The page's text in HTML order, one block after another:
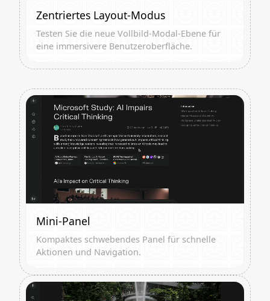
Zentriertes Layout-Modus
Testen Sie die neue Vollbild-Modal-Ebene für
eine immersivere Benutzeroberfläche.
Mini-Panel
Kompaktes schwebendes Panel für schnelle
Aktionen und Navigation.